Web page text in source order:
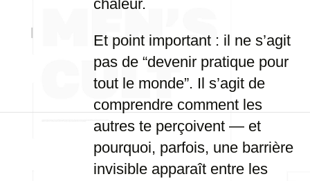
chaleur.
Et point important : il ne s’agit
pas de “devenir pratique pour
tout le monde”. Il s’agit de
comprendre comment les
autres te perçoivent — et
pourquoi, parfois, une barrière
invisible apparaît entre les